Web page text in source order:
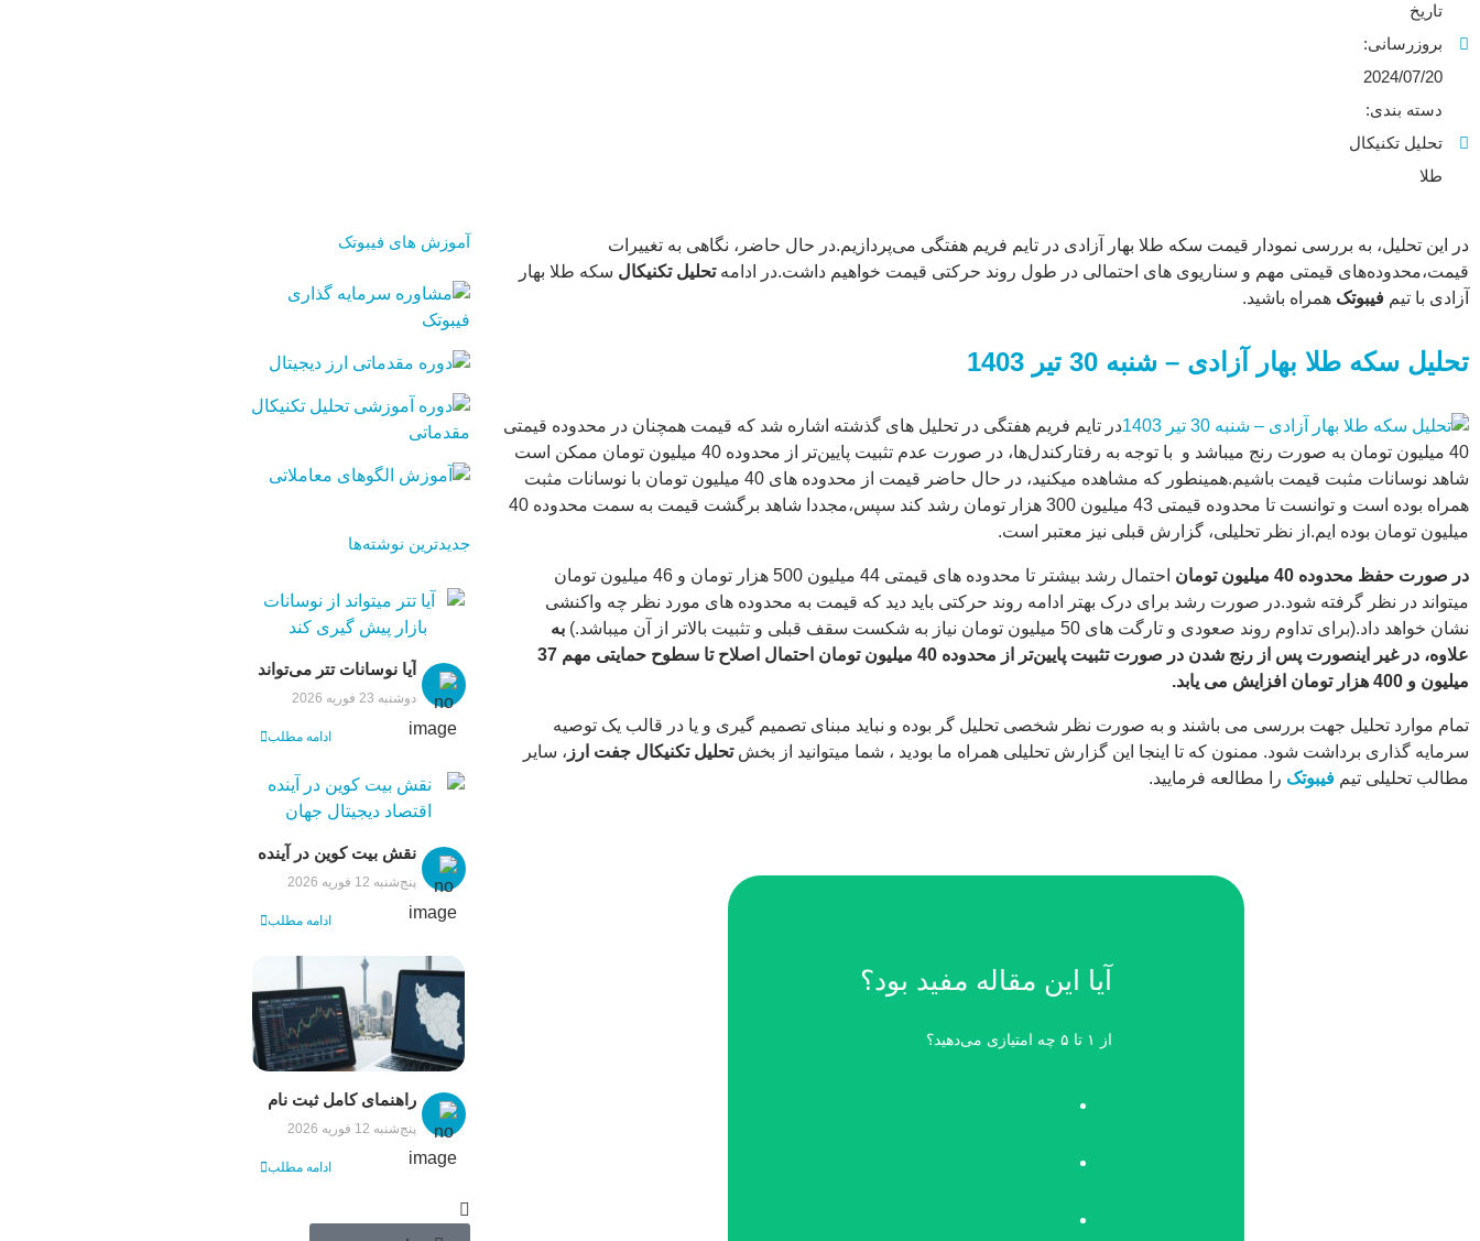
تغییرات
قیمت،محدوده‌های
قیمتی مهم و
سناریوی های
روند حرکتی قیمت
خواهیم داشت.در
تکنیکال سکه طلا
بهار آزادی با تیم
فیبوتک همراه
شنبه 30 […]
...
تاریخ
بروزرسانی:
2024/07/20
دسته بندی:
تحلیل تکنیکال
طلا
در این تحلیل، به بررسی نمودار قیمت سکه طلا بهار آزادی در تایم فریم هفتگی می‌پردازیم.در حال حاضر، نگاهی به تغییرات
قیمت،محدوده‌های قیمتی مهم و سناریوی های احتمالی در طول روند حرکتی قیمت خواهیم داشت.در ادامهتحلیل تکنیکال سکه طلا بهار
آزادی با تیم فیبوتک همراه باشید.
تحلیل سکه طلا بهار آزادی – شنبه 30 تیر 1403
در تایم فریم هفتگی در تحلیل های گذشته اشاره شد که قیمت همچنان در محدوده قیمتی
40 میلیون تومان به صورت رنج میباشد و با توجه به رفتارکندل‌ها، در صورت عدم تثبیت پایین‌تر از محدوده 40 میلیون تومان ممکن است
شاهد نوسانات مثبت قیمت باشیم.همینطور که مشاهده میکنید، در حال حاضر قیمت از محدوده های 40 میلیون تومان با نوسانات مثبت
همراه بوده است و توانست تا محدوده قیمتی 43 میلیون 300 هزار تومان رشد کند سپس،مجددا شاهد برگشت قیمت به سمت محدوده 40
میلیون تومان بوده ایم.از نظر تحلیلی، گزارش قبلی نیز معتبر است.
در صورت حفظ محدوده 40 میلیون تومان
احتمال رشد بیشتر تا محدوده های قیمتی 44 میلیون 500 هزار تومان و 46 میلیون تومان
میتواند در نظر گرفته شود.در صورت رشد برای درک بهتر ادامه روند حرکتی باید دید که قیمت به محدوده های مورد نظر چه واکنشی
نشان خواهد داد.(برای تداوم روند صعودی و تارگت های 50 میلیون تومان نیاز به شکست سقف قبلی و تثبیت بالاتر از آن میباشد.)
به
علاوه، در غیر اینصورت پس از رنج شدن در صورت تثبیت پایین‌تر از محدوده 40 میلیون تومان احتمال اصلاح تا سطوح حمایتی مهم 37
میلیون و 400 هزار تومان افزایش می یابد.
تمام موارد تحلیل جهت بررسی می باشند و به صورت نظر شخصی تحلیل گر بوده و نباید مبنای تصمیم گیری و یا در قالب یک توصیه
سرمایه گذاری برداشت شود. ممنون که تا اینجا این گزارش تحلیلی همراه ما بودید ، شما میتوانید از بخشتحلیل تکنیکال جفت ارز ، سایر
مطالب تحلیلی تیم فیبوتک را مطالعه فرمایید.
آیا این مقاله مفید بود؟
از ۱ تا ۵ چه امتیازی می‌دهید؟
آموزش های فیبوتک
جدیدترین نوشته‌ها
آیا نوسانات تتر می‌تواند
جهت بازار کریپتو را
مشخص کند؟
دوشنبه 23 فوریه 2026
ادامه مطلب
نقش بیت کوین در آینده
اقتصاد دیجیتال جهان
پنج‌شنبه 12 فوریه 2026
ادامه مطلب
راهنمای کامل ثبت نام
فارکس در ایران و ورود
به بازارهای مالی
جهانی با سودآپ
پنج‌شنبه 12 فوریه 2026
ادامه مطلب